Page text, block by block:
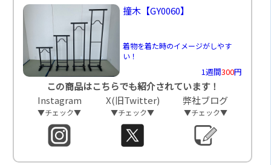
撞木 【GY0060】
着物を着た時のイメージがしやす
い！
1週間300円
この商品はこちらでも紹介されています！
Instagram
▼チェック▼
X(旧Twitter)
▼チェック▼
弊社ブログ
▼チェック▼